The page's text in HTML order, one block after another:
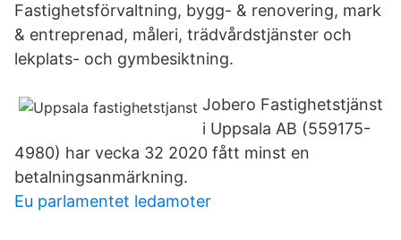
Fastighetsförvaltning, bygg- & renovering, mark
& entreprenad, måleri, trädvårdstjänster och
lekplats- och gymbesiktning.
Jobero Fastighetstjänst
i Uppsala AB (559175-
4980) har vecka 32 2020 fått minst en
betalningsanmärkning.
Eu parlamentet ledamoter